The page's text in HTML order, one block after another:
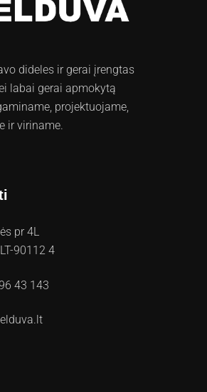
dideles ir gerai įrengtas
labai gerai apmokytą
projektuojame,
ir viriname.
pr 4L
90112 4
43 143